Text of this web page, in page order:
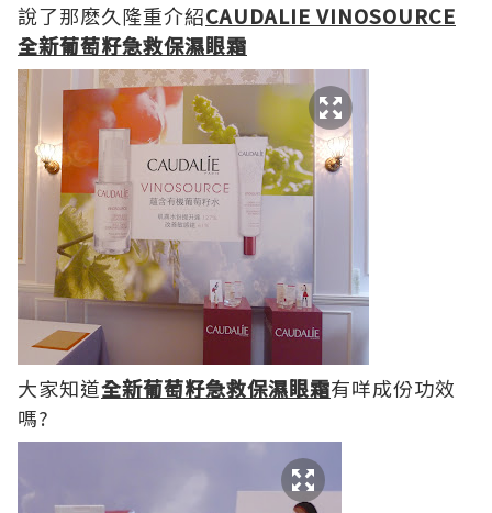
說了那麽久隆重介紹CAUDALIE VINOSOURCE
全新葡萄籽急救保濕眼霜
大家知道全新葡萄籽急救保濕眼霜有咩成份功效
嗎?